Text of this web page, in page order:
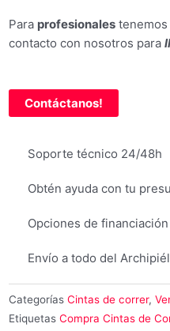
Para profesionales tenemos
contacto con nosotros para
Contáctanos!
Soporte técnico 24/48h
Obtén ayuda con tu
Opciones de
Envío a todo del
Categorías Cintas de correr,
Etiquetas Compra Cintas de